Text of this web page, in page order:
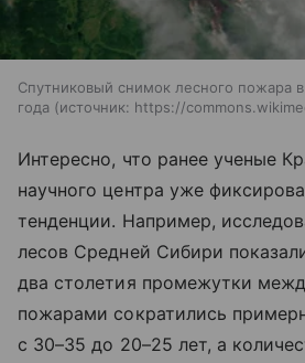
Спутниковый снимок лесного пожара
года
источник: https://
Интересно, что ранее ученые
научного центра уже
тенденции. Например,
лесов Средней Сибири
два столетия промежутки
пожарами сократились
с 30–35 до 20–25 лет, а